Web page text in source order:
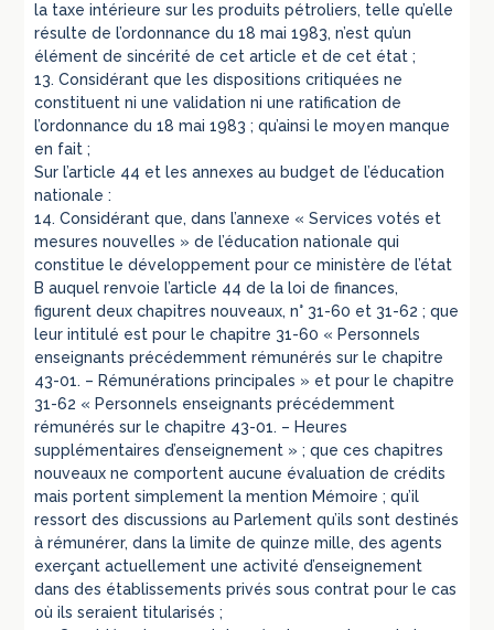
la taxe intérieure sur les produits pétroliers, telle qu’elle
résulte de l’ordonnance du 18 mai 1983, n’est qu’un
élément de sincérité de cet article et de cet état ;
13. Considérant que les dispositions critiquées ne
constituent ni une validation ni une ratification de
l’ordonnance du 18 mai 1983 ; qu’ainsi le moyen manque
en fait ;
Sur l’article 44 et les annexes au budget de l’éducation
nationale :
14. Considérant que, dans l’annexe « Services votés et
mesures nouvelles » de l’éducation nationale qui
constitue le développement pour ce ministère de l’état
B auquel renvoie l’article 44 de la loi de finances,
figurent deux chapitres nouveaux, n° 31-60 et 31-62 ; que
leur intitulé est pour le chapitre 31-60 « Personnels
enseignants précédemment rémunérés sur le chapitre
43-01. – Rémunérations principales » et pour le chapitre
31-62 « Personnels enseignants précédemment
rémunérés sur le chapitre 43-01. – Heures
supplémentaires d’enseignement » ; que ces chapitres
nouveaux ne comportent aucune évaluation de crédits
mais portent simplement la mention Mémoire ; qu’il
ressort des discussions au Parlement qu’ils sont destinés
à rémunérer, dans la limite de quinze mille, des agents
exerçant actuellement une activité d’enseignement
dans des établissements privés sous contrat pour le cas
où ils seraient titularisés ;